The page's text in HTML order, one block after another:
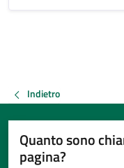
Indietro
Quanto sono
pagina?